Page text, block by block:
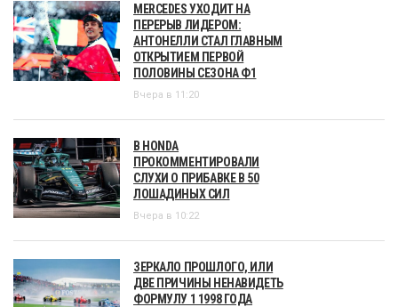
MERCEDES УХОДИТ НА
ПЕРЕРЫВ ЛИДЕРОМ:
АНТОНЕЛЛИ СТАЛ ГЛАВНЫМ
ОТКРЫТИЕМ ПЕРВОЙ
ПОЛОВИНЫ СЕЗОНА Ф1
Вчера в 11:20
В HONDA
ПРОКОММЕНТИРОВАЛИ
СЛУХИ О ПРИБАВКЕ В 50
ЛОШАДИНЫХ СИЛ
Вчера в 10:22
ЗЕРКАЛО ПРОШЛОГО, ИЛИ
ДВЕ ПРИЧИНЫ НЕНАВИДЕТЬ
ФОРМУЛУ 1 1998 ГОДА